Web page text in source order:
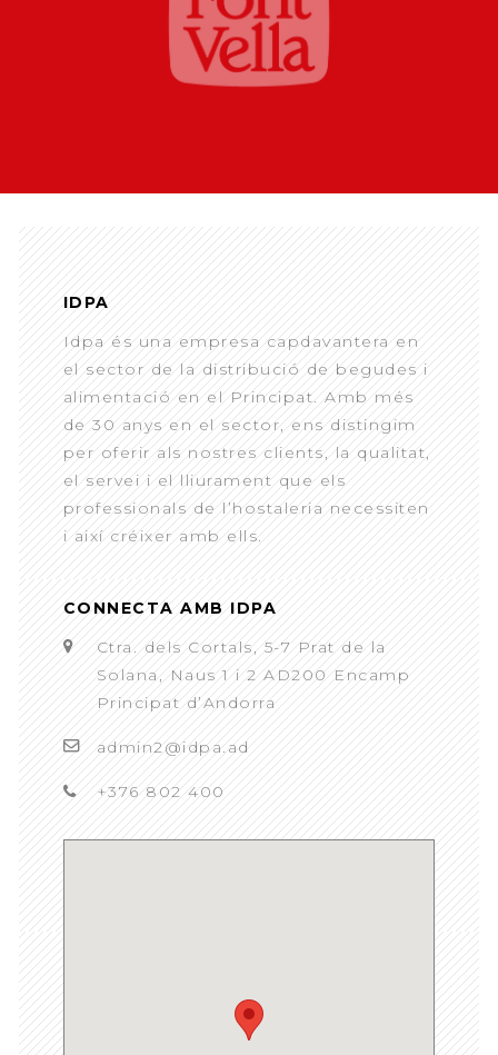
IDPA
Idpa és una empresa capdavantera en
el sector de la distribució de begudes i
alimentació en el Principat. Amb més
de 30 anys en el sector, ens distingim
per oferir als nostres clients, la qualitat,
el servei i el lliurament que els
professionals de l’hostaleria necessiten
i així créixer amb ells.
CONNECTA AMB IDPA
Ctra. dels Cortals, 5-7 Prat de la
Solana, Naus 1 i 2 AD200 Encamp
Principat d’Andorra
admin2@idpa.ad
+376 802 400